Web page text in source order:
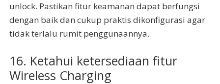
unlock. Pastikan fitur keamanan dapat berfungsi
dengan baik dan cukup praktis dikonfigurasi agar
tidak terlalu rumit penggunaannya.
16. Ketahui ketersediaan fitur
Wireless Charging